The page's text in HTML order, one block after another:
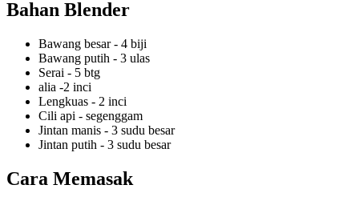
Bahan Blender
Bawang besar - 4 biji
Bawang putih - 3 ulas
Serai - 5 btg
alia -2 inci
Lengkuas - 2 inci
Cili api - segenggam
Jintan manis - 3 sudu besar
Jintan putih - 3 sudu besar
Cara Memasak